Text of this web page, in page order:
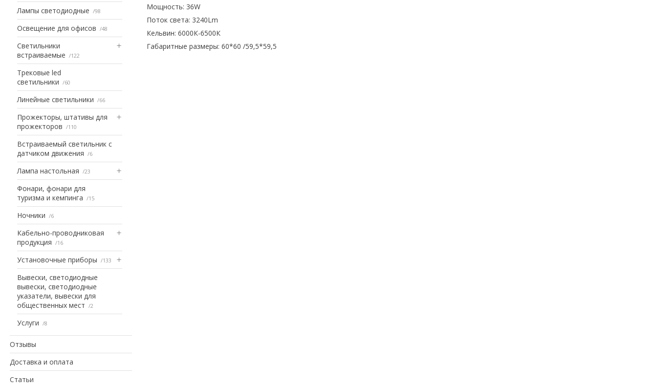
Лампы светодиодные 98
Освещение для офисов 48
Светильники
встраиваемые
122
Трековые led
светильники
60
Линейные светильники 66
Прожекторы, штативы для
прожекторов
110
Встраиваемый светильник с
датчиком движения
6
Лампа настольная 23
Фонари, фонари для
туризма и кемпинга
15
Ночники 6
Кабельно-проводниковая
продукция
16
Установочные приборы 133
Вывески, светодиодные
вывески, светодиодные
указатели, вывески для
общественных мест
2
Услуги 8
Отзывы
Доставка и оплата
Статьи
Мощность: 36W
Поток света: 3240Lm
Кельвин: 6000К-6500К
Габаритные размеры: 60*60 /59,5*59,5